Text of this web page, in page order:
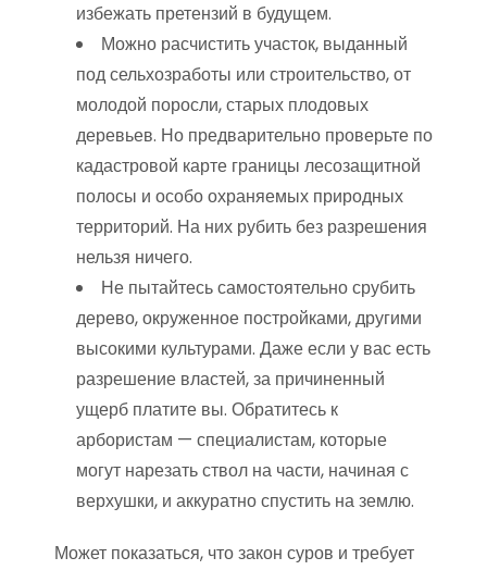
избежать претензий в будущем.
Можно расчистить участок, выданный
под сельхозработы или строительство, от
молодой поросли, старых плодовых
деревьев. Но предварительно проверьте по
кадастровой карте границы лесозащитной
полосы и особо охраняемых природных
территорий. На них рубить без разрешения
нельзя ничего.
Не пытайтесь самостоятельно срубить
дерево, окруженное постройками, другими
высокими культурами. Даже если у вас есть
разрешение властей, за причиненный
ущерб платите вы. Обратитесь к
арбористам — специалистам, которые
могут нарезать ствол на части, начиная с
верхушки, и аккуратно спустить на землю.
Может показаться, что закон суров и требует